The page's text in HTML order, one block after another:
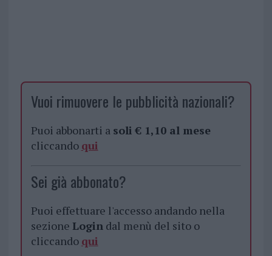
Vuoi rimuovere le pubblicità nazionali?
Puoi abbonarti a soli € 1,10 al mese
cliccando qui
Sei già abbonato?
Puoi effettuare l'accesso andando nella
sezione Logindal menù del sito o
cliccando qui